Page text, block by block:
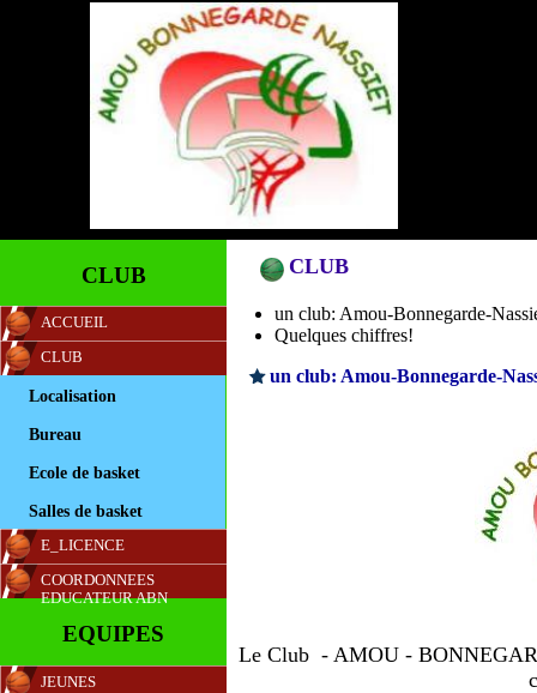
CLUB
ACCUEIL
CLUB
Localisation
Bureau
Ecole de basket
Salles de basket
E_LICENCE
COORDONNEES
EDUCATEUR ABN
EQUIPES
JEUNES
CLUB
un club: Amou-Bonnegarde-
Quelques chiffres!
un club: Amou-Bonnegarde-
Le Club - AMOU -